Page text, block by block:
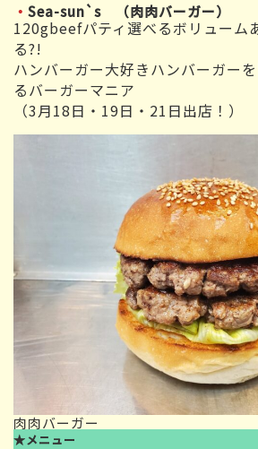
・ Sea-sun`s （肉肉バーガー）
120gbeefパティ選べるボリューム
る?!
ハンバーガー大好きハンバーガー
るバーガーマニア
（3月18日・19日・21日出店！）
肉肉バーガー
★メニュー